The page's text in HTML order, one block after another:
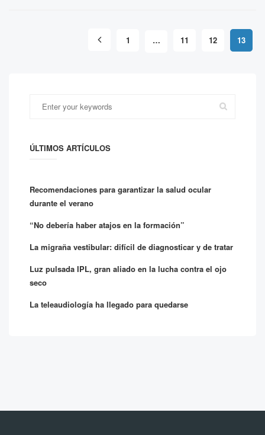
1 … 11 12 13
ÚLTIMOS ARTÍCULOS
Recomendaciones para garantizar la salud ocular
durante el verano
“No debería haber atajos en la formación”
La migraña vestibular: difícil de diagnosticar y de tratar
Luz pulsada IPL, gran aliado en la lucha contra el ojo
seco
La teleaudiología ha llegado para quedarse